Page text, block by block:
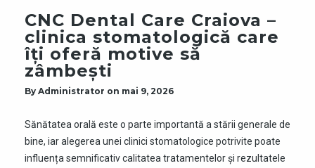
CNC Dental Care Craiova –
clinica stomatologică care
îți oferă motive să
zâmbești
By Administrator on mai 9, 2026
Sănătatea orală este o parte importantă a stării generale de
bine, iar alegerea unei clinici stomatologice potrivite poate
influența semnificativ calitatea tratamentelor și rezultatele